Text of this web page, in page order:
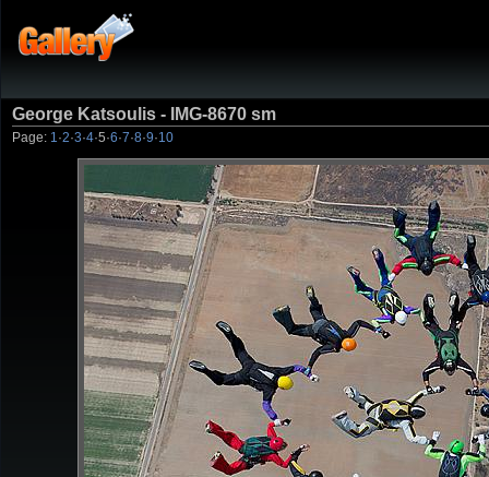
George Katsoulis - IMG-8670 sm
Page: 1 ·2·3·4·5·6·7·8·9·10